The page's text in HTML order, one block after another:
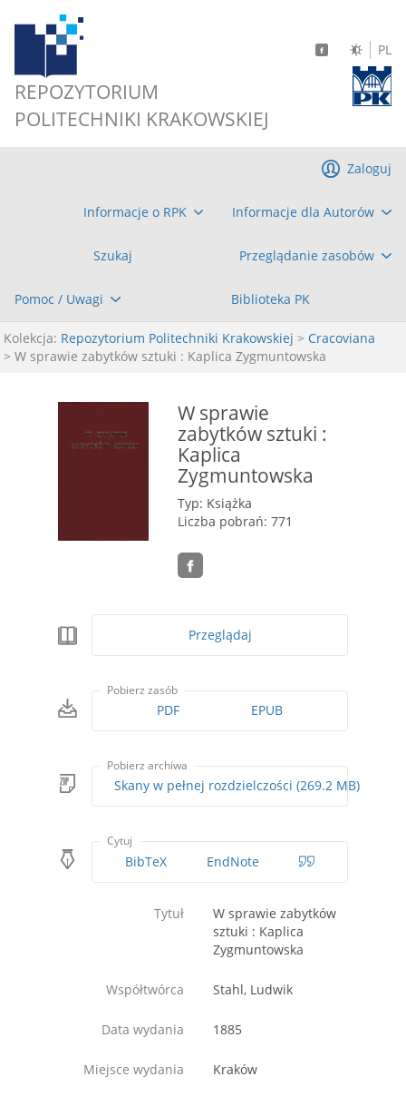
REPOZYTORIUM
POLITECHNIKI KRAKOWSKIEJ
PL
Informacje o RPK Informacje dla Autorów
Szukaj Przeglądanie zasobów
Pomoc / Uwagi Biblioteka PK
Zaloguj
Kolekcja: Repozytorium Politechniki Krakowskiej > Cracoviana
> W sprawie zabytków sztuki : Kaplica Zygmuntowska
W sprawie
zabytków sztuki :
Kaplica
Zygmuntowska
Typ: Książka
Liczba pobrań: 771
Przeglądaj
Pobierz zasób
PDF EPUB
Pobierz archiwa
Skany w pełnej rozdzielczości (269.2 MB)
Cytuj
BibTeX EndNote
Tytuł
W sprawie zabytków
sztuki : Kaplica
Zygmuntowska
Współtwórca Stahl, Ludwik
Data wydania 1885
Miejsce wydania Kraków